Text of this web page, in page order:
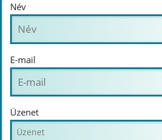
Név
E-mail
Üzenet